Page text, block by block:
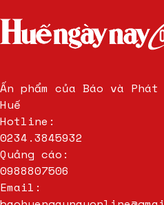
Ấn phẩm của Báo và
Huế
Hotline:
0234.3845932
Quảng cáo:
0988807506
Email: